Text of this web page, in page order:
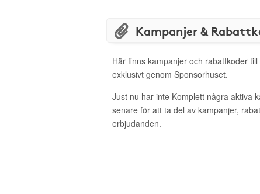
Kampanjer &
Här finns kampanjer och rabattkoder
exklusivt genom Sponsorhuset.
Just nu har inte Komplett några aktiva
senare för att ta del av kampanjer,
erbjudanden.